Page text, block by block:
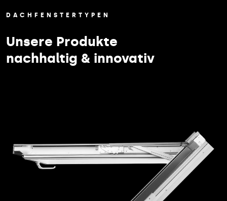
DACHFENSTERTYPEN
Unsere Produkte
nachhaltig & innovativ